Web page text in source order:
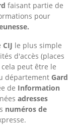
faisant partie de
pour
CIJ le plus simple
d'accès (places
peut être le
département Gard
de Information
adresses
numéros de